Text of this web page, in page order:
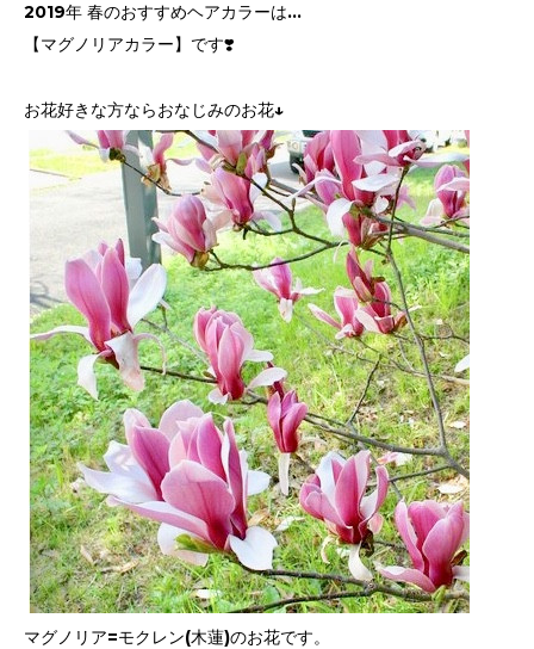
2019年 春のおすすめヘアカラーは...
【マグノリアカラー】です❣️
お花好きな方ならおなじみのお花↓
マグノリア=モクレン(木蓮)のお花です。